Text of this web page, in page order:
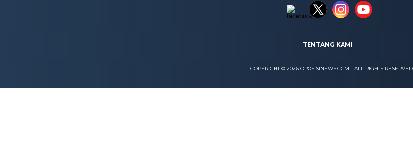
TENTANG KAMI
COPYRIGHT © 2026 OPOSISINEWS.COM - ALL RIGHTS RESERVED